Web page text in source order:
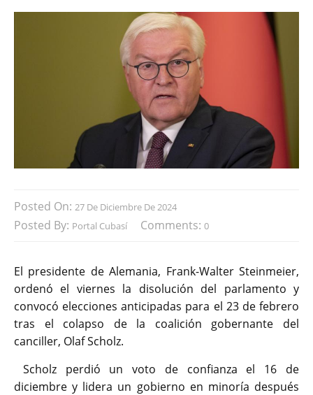
Posted On: 27 De Diciembre De 2024
Posted By: Portal Cubasí Comments: 0
El presidente de Alemania, Frank-Walter Steinmeier,
ordenó el viernes la disolución del parlamento y
convocó elecciones anticipadas para el 23 de febrero
tras el colapso de la coalición gobernante del
canciller, Olaf Scholz.
Scholz perdió un voto de confianza el 16 de
diciembre y lidera un gobierno en minoría después